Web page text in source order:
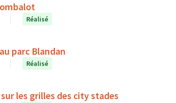
Réalisé
parc Blandan
Réalisé
les grilles des city stades